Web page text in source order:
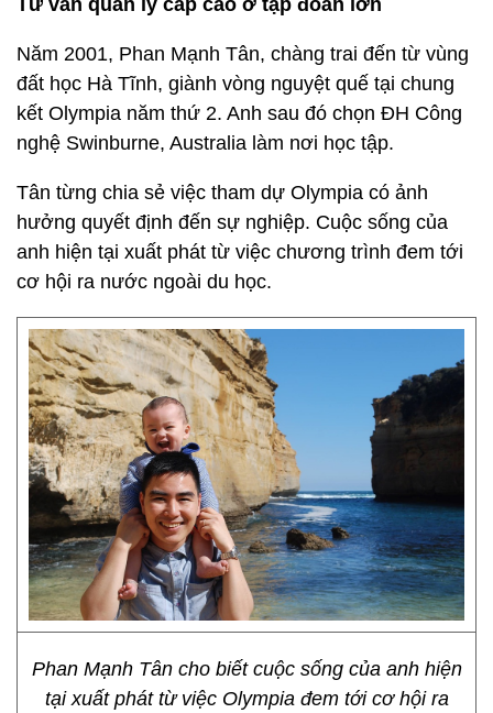
Tư vấn quản lý cấp cao ở tập đoàn lớn
Năm 2001, Phan Mạnh Tân, chàng trai đến từ vùng
đất học Hà Tĩnh, giành vòng nguyệt quế tại chung
kết Olympia năm thứ 2. Anh sau đó chọn ĐH Công
nghệ Swinburne, Australia làm nơi học tập.
Tân từng chia sẻ việc tham dự Olympia có ảnh
hưởng quyết định đến sự nghiệp. Cuộc sống của
anh hiện tại xuất phát từ việc chương trình đem tới
cơ hội ra nước ngoài du học.
Phan Mạnh Tân cho biết cuộc sống của anh hiện
tại xuất phát từ việc Olympia đem tới cơ hội ra